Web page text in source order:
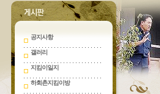
공지사항
갤러리
지킴이일지
하회촌지킴이방